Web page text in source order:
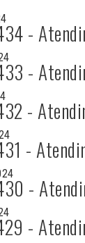
-
-
-
-
-
-